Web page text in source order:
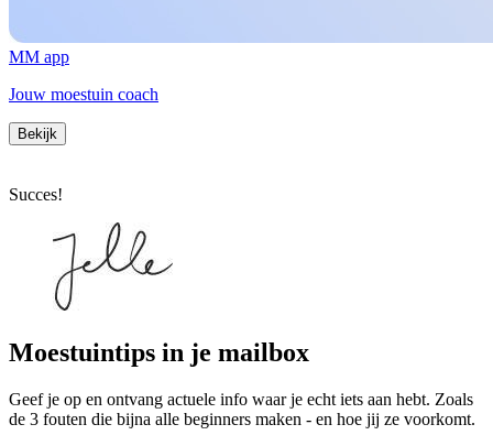
MM app
Jouw moestuin coach
Bekijk
Succes!
Moestuintips in je mailbox
Geef je op en ontvang actuele info waar je echt iets aan hebt. Zoals
de 3 fouten die bijna alle beginners maken - en hoe jij ze voorkomt.